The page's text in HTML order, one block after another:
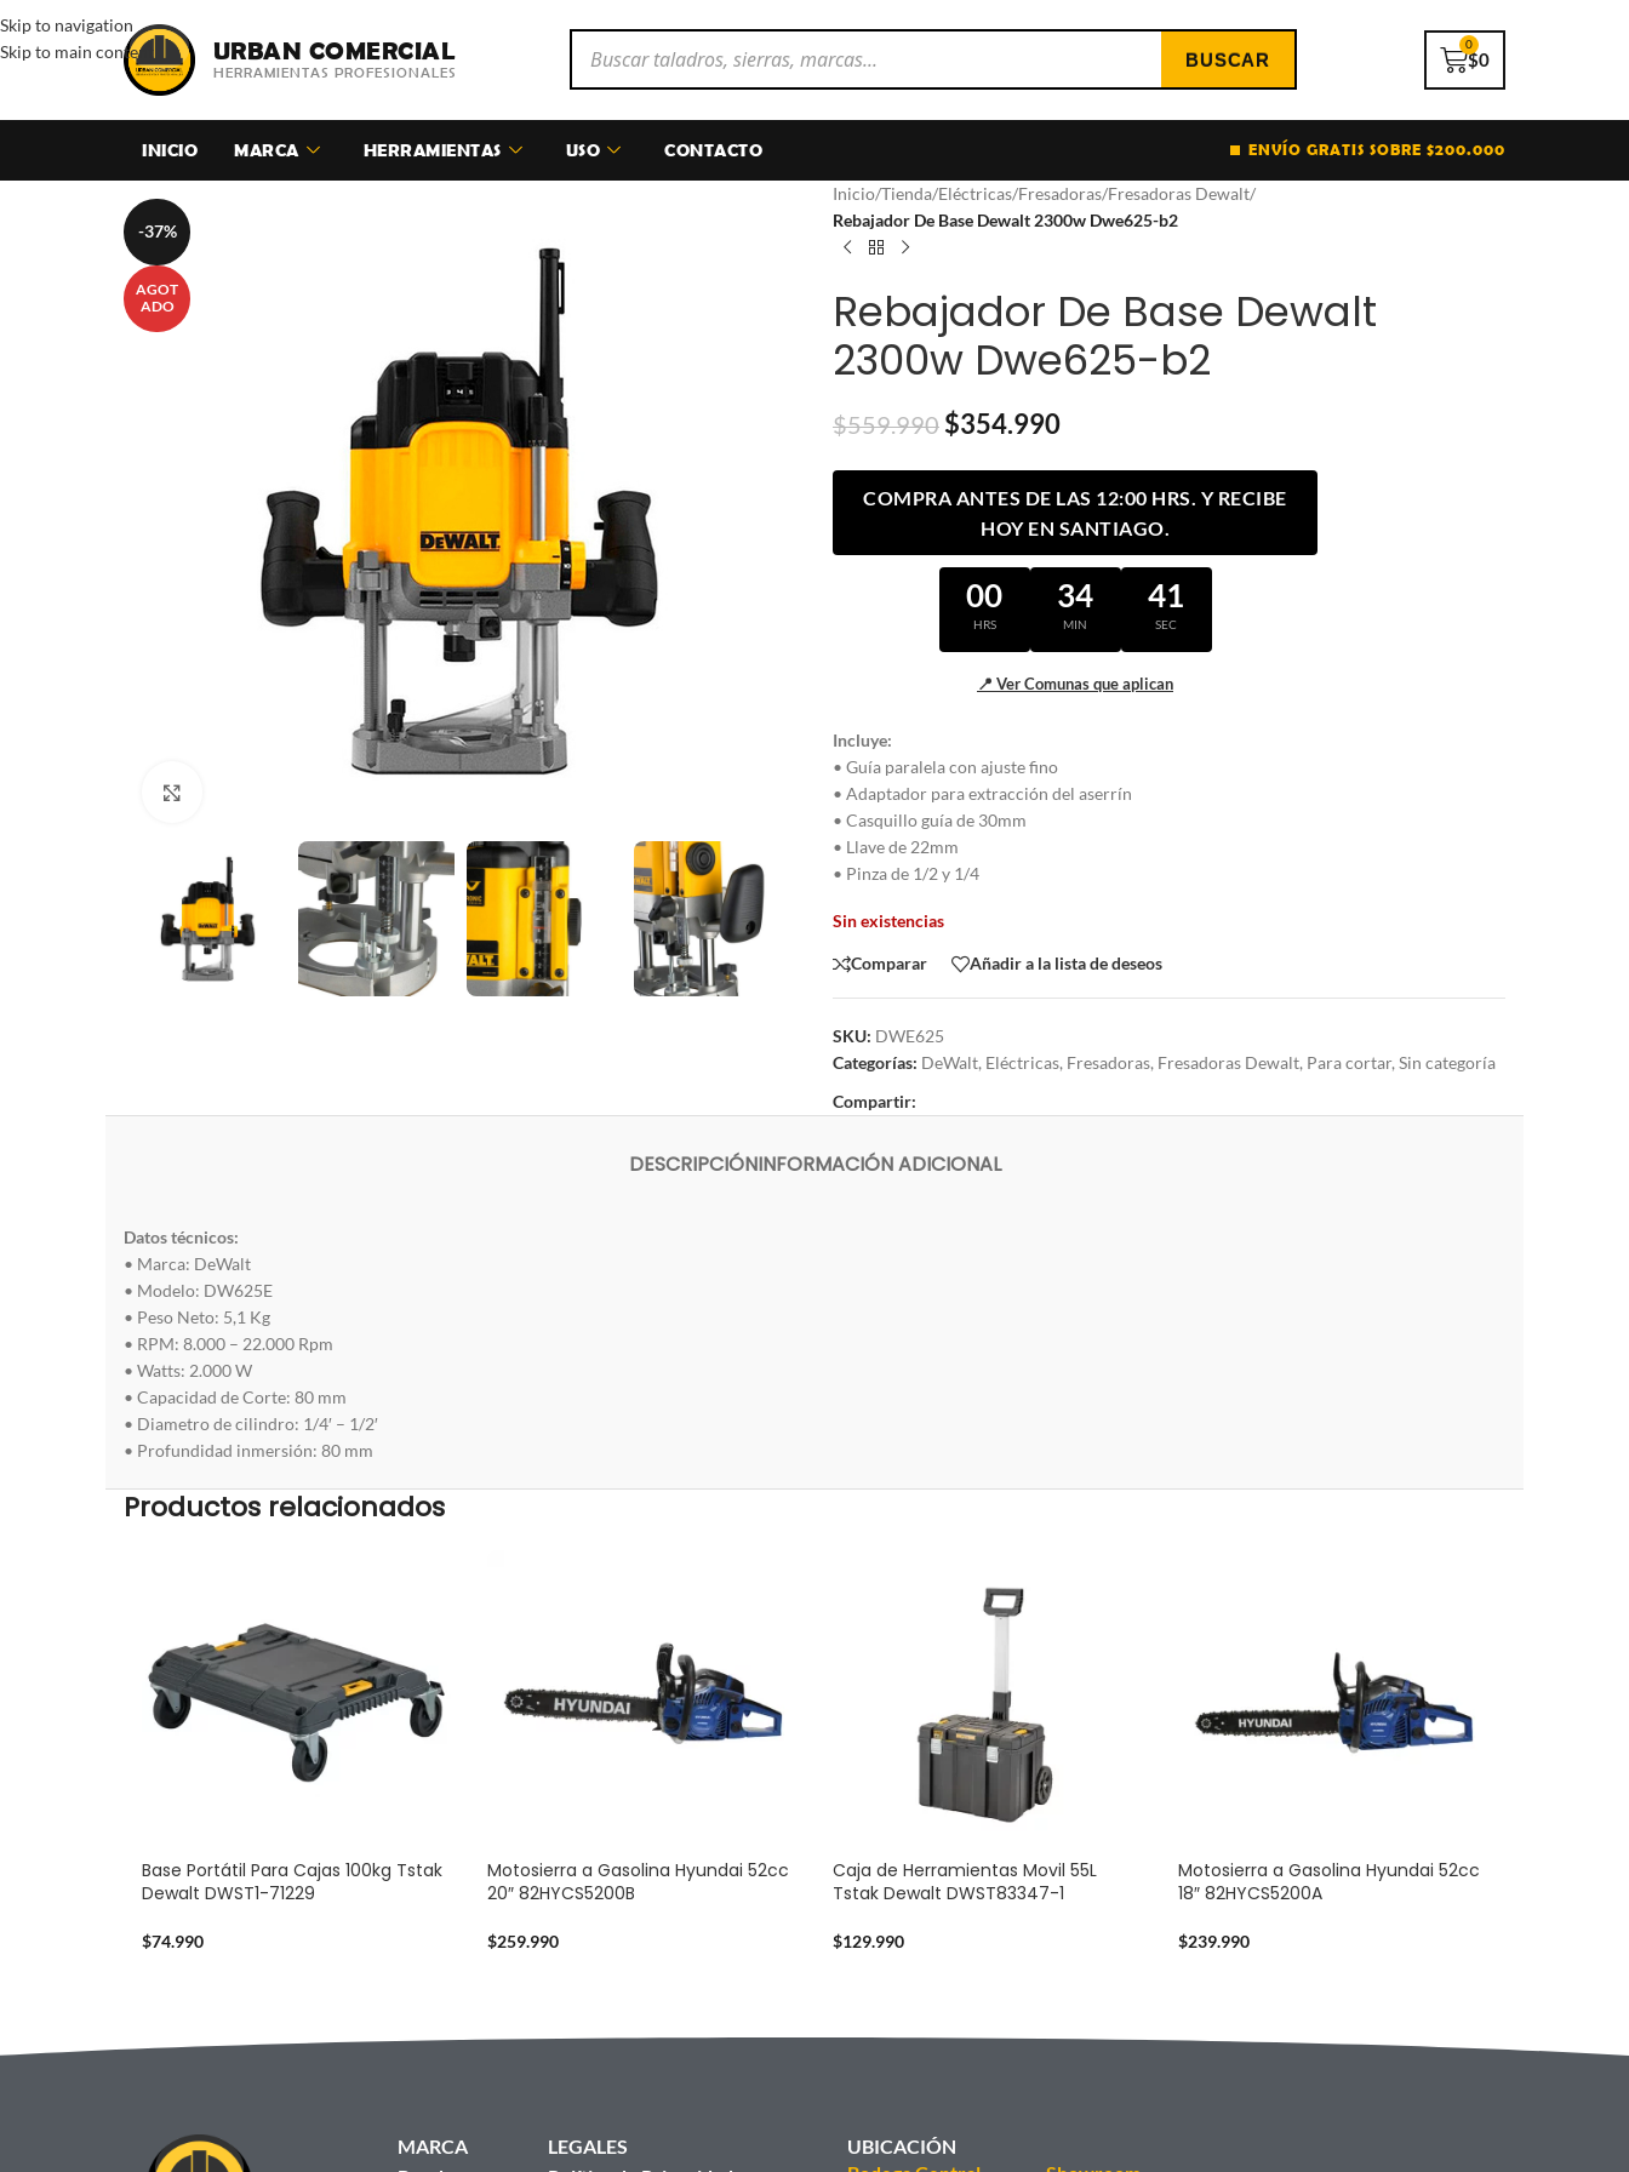
Skip to navigation
Skip to main content
URBAN COMERCIAL
HERRAMIENTAS PROFESIONALES
$0
0
INICIO MARCA HERRAMIENTAS USO CONTACTO ENVÍO GRATIS SOBRE $200.000
-37%
AGOT
ADO
Inicio/Tienda/Eléctricas/Fresadoras/Fresadoras Dewalt/
Rebajador De Base Dewalt 2300w Dwe625-b2
Rebajador De Base Dewalt
2300w Dwe625-b2
$559.990 $354.990
COMPRA ANTES DE LAS 12:00 HRS. Y RECIBE
HOY EN SANTIAGO.
00
HRS
34
MIN
41
SEC
📍 Ver Comunas que aplican
Incluye:
• Guía paralela con ajuste fino
• Adaptador para extracción del aserrín
• Casquillo guía de 30mm
• Llave de 22mm
• Pinza de 1/2 y 1/4
Sin existencias
Comparar Añadir a la lista de deseos
SKU: DWE625
Categorías: DeWalt, Eléctricas, Fresadoras, Fresadoras Dewalt, Para cortar, Sin categoría
Compartir:
DESCRIPCIÓNINFORMACIÓN ADICIONAL
Datos técnicos:
• Marca: DeWalt
• Modelo: DW625E
• Peso Neto: 5,1 Kg
• RPM: 8.000 – 22.000 Rpm
• Watts: 2.000 W
• Capacidad de Corte: 80 mm
• Diametro de cilindro: 1/4′ – 1/2′
• Profundidad inmersión: 80 mm
Productos relacionados
Base Portátil Para Cajas 100kg Tstak
Dewalt DWST1-71229
$74.990
Motosierra a Gasolina Hyundai 52cc
20″ 82HYCS5200B
$259.990
Caja de Herramientas Movil 55L
Tstak Dewalt DWST83347-1
$129.990
Motosierra a Gasolina Hyundai 52cc
18″ 82HYCS5200A
$239.990
MARCA
LEGALES
UBICACIÓN